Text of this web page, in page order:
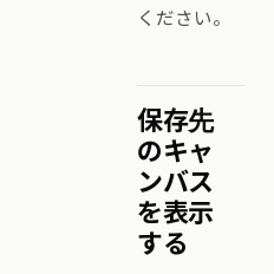
ください。
保存先
のキャ
ンバス
を表示
する